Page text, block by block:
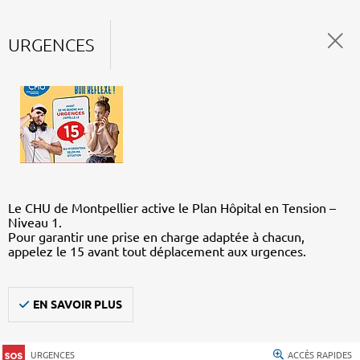
URGENCES
Le CHU de Montpellier active le Plan Hôpital en Tension –
Niveau 1.
Pour garantir une prise en charge adaptée à chacun,
appelez le 15 avant tout déplacement aux urgences.
EN SAVOIR PLUS
URGENCES ACCÈS RAPIDES